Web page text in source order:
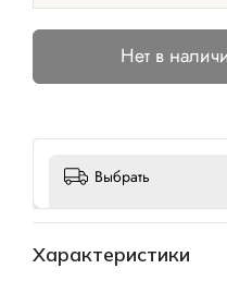
Нет в
Выбрать
Характеристики